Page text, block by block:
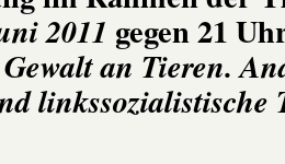
2011 gegen 21
an Tieren.